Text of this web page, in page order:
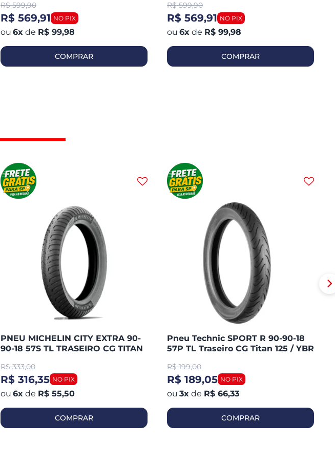
R$ 599,90
R$ 569,91
6x de R$ 99,98
COMPRAR
R$ 599,90
R$ 569,91
6x de R$ 99,98
COMPRAR
PNEU MICHELIN CITY EXTRA 90-
90-18 57S TL TRASEIRO CG TITAN
YES / FAN
R$ 333,00
R$ 316,35
6x de R$ 55,50
COMPRAR
Pneu Technic SPORT R 90-90-18
57P TL Traseiro CG Titan 125 / YBR
R$ 199,00
R$ 189,05
3x de R$ 66,33
COMPRAR